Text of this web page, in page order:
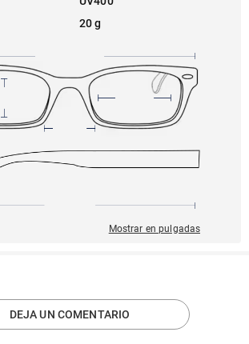
20 g
Mostrar en pulgadas
DEJA UN COMENTARIO